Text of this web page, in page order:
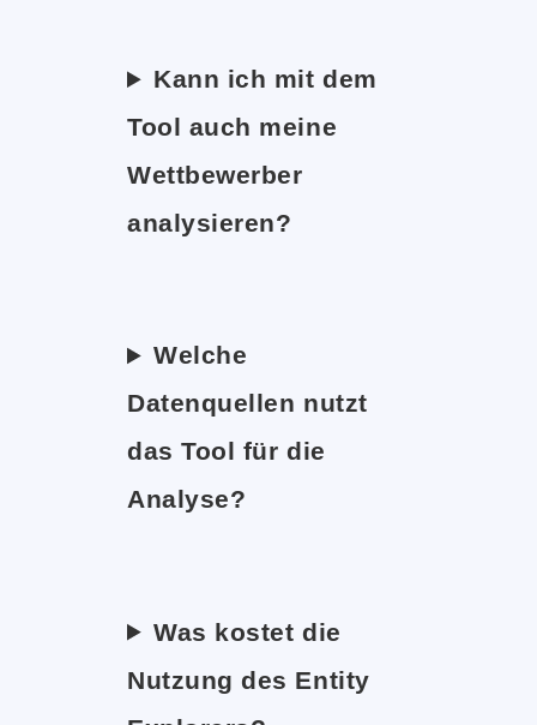
Kann ich mit dem
Tool auch meine
Wettbewerber
analysieren?
Welche
Datenquellen nutzt
das Tool für die
Analyse?
Was kostet die
Nutzung des Entity